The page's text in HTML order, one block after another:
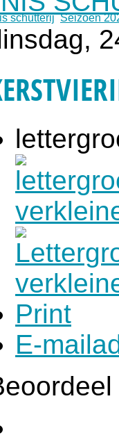
schutterij Seizoen
Print
E-